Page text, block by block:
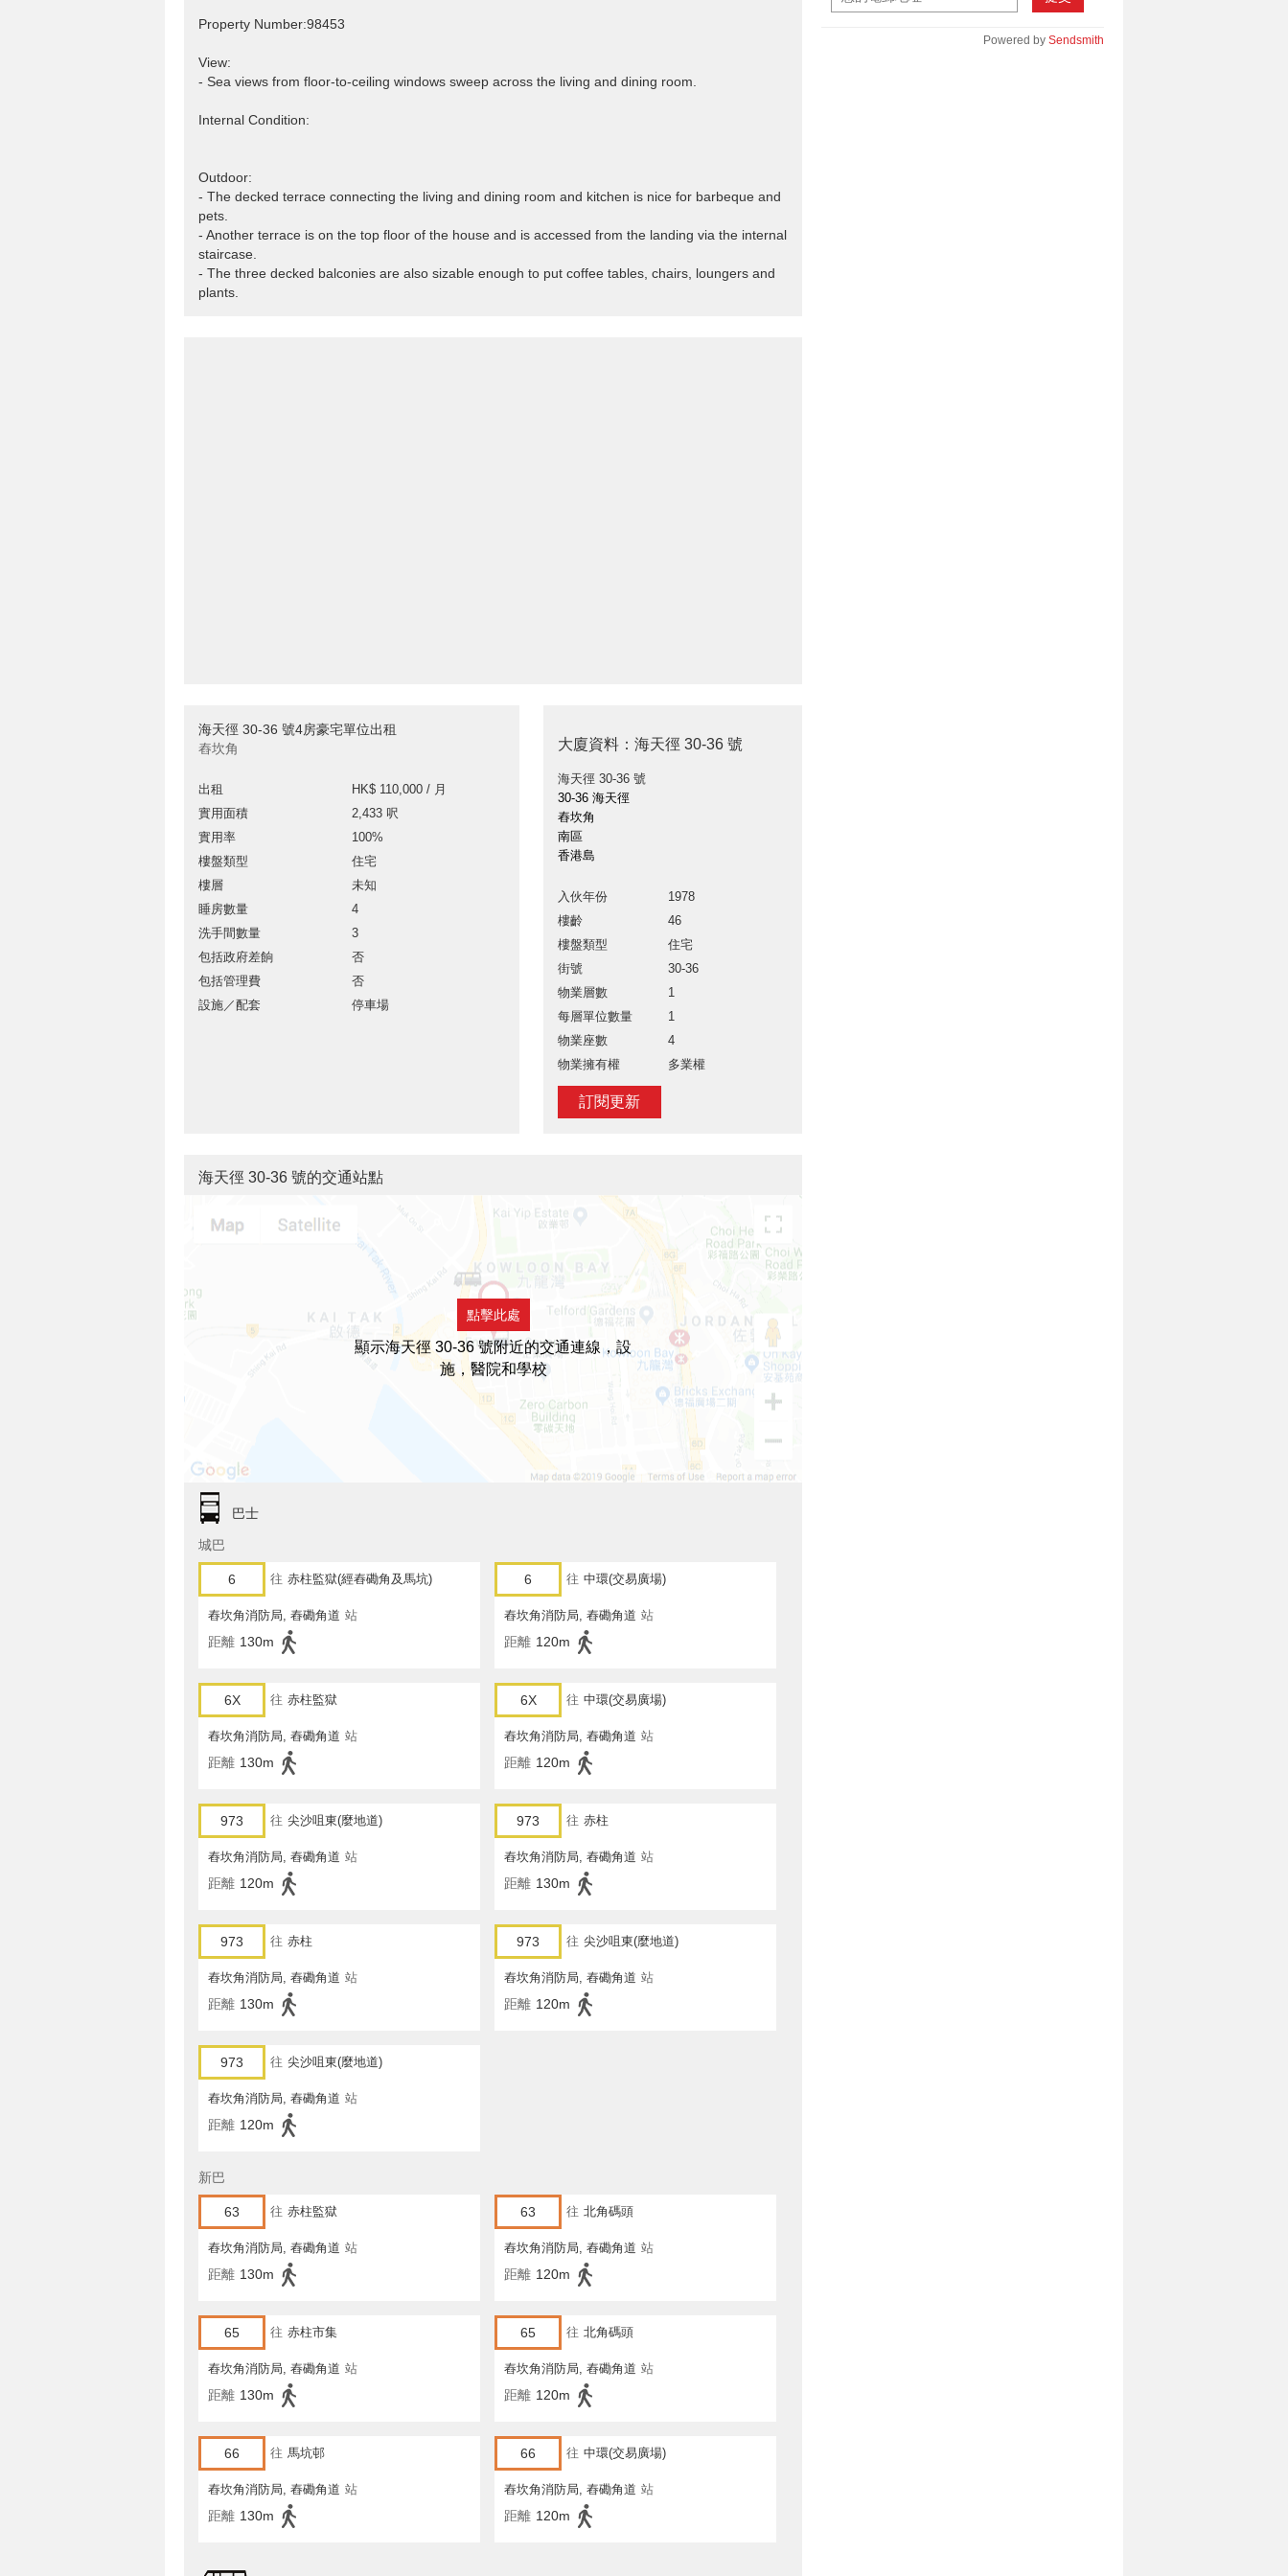
Property Number:98453
View:
- Sea views from floor-to-ceiling windows sweep across the living and dining room.
Internal Condition:
Outdoor:
- The decked terrace connecting the living and dining room and kitchen is nice for barbeque and
pets.
- Another terrace is on the top floor of the house and is accessed from the landing via the internal
staircase.
- The three decked balconies are also sizable enough to put coffee tables, chairs, loungers and
plants.
海天徑 30-36 號4房豪宅單位出租
舂坎角
出租
HK$ 110,000 / 月
實用面積
2,433 呎
實用率
100%
樓盤類型
住宅
樓層
未知
睡房數量
4
洗手間數量
3
包括政府差餉
否
包括管理費
否
設施／配套
停車場
大廈資料：海天徑 30-36 號
海天徑 30-36 號
30-36 海天徑
舂坎角
南區
香港島
入伙年份
1978
樓齡
46
樓盤類型
住宅
街號
30-36
物業層數
1
每層單位數量
1
物業座數
4
物業擁有權
多業權
訂閱更新
Powered by Sendsmith
海天徑 30-36 號的交通站點
點擊此處
顯示海天徑 30-36 號附近的交通連線，設
施，醫院和學校
巴士
城巴
6 往 赤柱監獄(經舂磡角及馬坑)
舂坎角消防局, 舂磡角道 站
距離 130m
6 往 中環(交易廣場)
舂坎角消防局, 舂磡角道 站
距離 120m
6X 往 赤柱監獄
舂坎角消防局, 舂磡角道 站
距離 130m
6X 往 中環(交易廣場)
舂坎角消防局, 舂磡角道 站
距離 120m
973 往 尖沙咀東(麼地道)
舂坎角消防局, 舂磡角道 站
距離 120m
973 往 赤柱
舂坎角消防局, 舂磡角道 站
距離 130m
973 往 赤柱
舂坎角消防局, 舂磡角道 站
距離 130m
973 往 尖沙咀東(麼地道)
舂坎角消防局, 舂磡角道 站
距離 120m
973 往 尖沙咀東(麼地道)
舂坎角消防局, 舂磡角道 站
距離 120m
新巴
63 往 赤柱監獄
舂坎角消防局, 舂磡角道 站
距離 130m
63 往 北角碼頭
舂坎角消防局, 舂磡角道 站
距離 120m
65 往 赤柱市集
舂坎角消防局, 舂磡角道 站
距離 130m
65 往 北角碼頭
舂坎角消防局, 舂磡角道 站
距離 120m
66 往 馬坑邨
舂坎角消防局, 舂磡角道 站
距離 130m
66 往 中環(交易廣場)
舂坎角消防局, 舂磡角道 站
距離 120m